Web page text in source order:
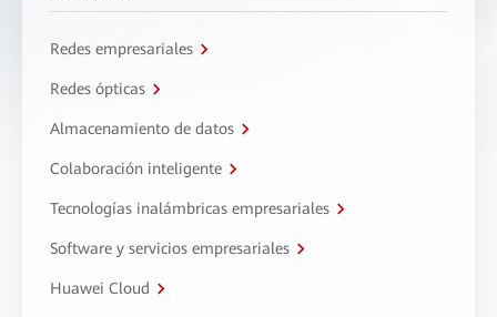
Redes empresariales
Redes ópticas
Almacenamiento de datos
Colaboración inteligente
Tecnologías inalámbricas empresariales
Software y servicios empresariales
Huawei Cloud